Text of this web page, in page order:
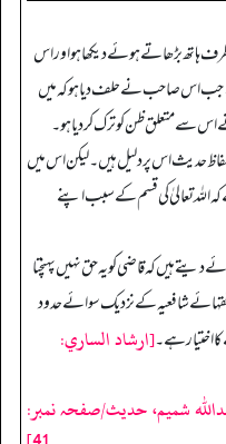
ہاتھ بڑھاتے ہوئے دیکھا ہو اور اس
جب اس صاحب نے حلف دیا ہو کہ میں
اس سے متعلق ظن کو ترک کر دیا ہو۔
حدیث اس پر دلیل ہیں۔ لیکن اس میں
الله تعالیٰ کی قسم کے سبب اپنے
دیتے ہیں کہ قاضی کو یہ حق نہیں پہنچتا
فقہائے شافعیہ کے نزدیک سوائے حدود
اختیار ہے۔[ارشاد الساري:
شمیم، حدیث/صفحہ نمبر: